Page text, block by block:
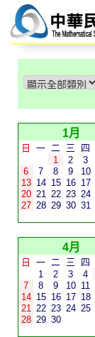
1月
日 一 二 三 四
1
2 3
6
7 8 9 10
13 14 15 16 17
20 21 22 23 24
27 28 29 30 31
4月
日 一 二 三 四
1
2 3 4
7
8 9 10 11
14 15 16 17 18
21 22 23 24 25
28 29 30